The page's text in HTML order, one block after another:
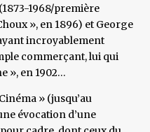
1968/première
», en 1896) et George
incroyablement
commerçant, lui qui
», en 1902…
» (jusqu’au
évocation d’une